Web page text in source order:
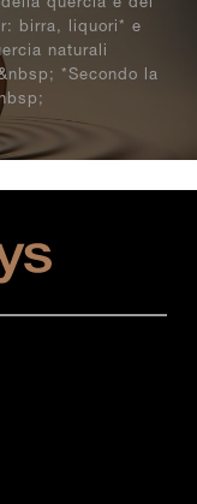
quercia e del
birra, liquori* e
naturali
*Secondo la